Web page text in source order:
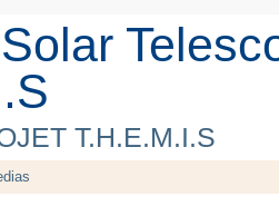
T.H.E.M.I.S